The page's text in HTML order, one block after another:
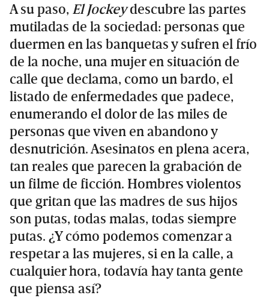
A su paso, El Jockeydescubre las partes
mutiladas de la sociedad: personas que
duermen en las banquetas y sufren el frío
de la noche, una mujer en situación de
calle que declama, como un bardo, el
listado de enfermedades que padece,
enumerando el dolor de las miles de
personas que viven en abandono y
desnutrición. Asesinatos en plena acera,
tan reales que parecen la grabación de
un filme de ficción. Hombres violentos
que gritan que las madres de sus hijos
son putas, todas malas, todas siempre
putas. ¿Y cómo podemos comenzar a
respetar a las mujeres, si en la calle, a
cualquier hora, todavía hay tanta gente
que piensa así?